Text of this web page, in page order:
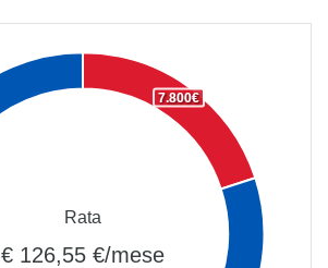
7.800€
Rata
€ 126,55 €/mese